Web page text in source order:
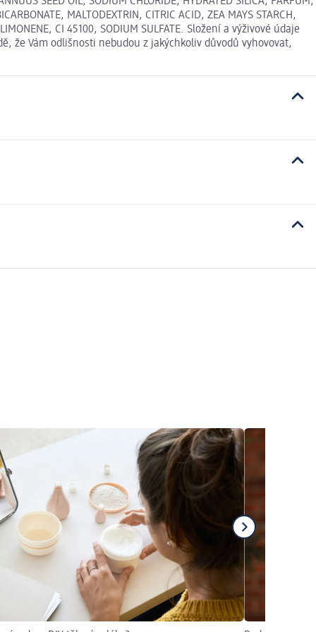
MALTODEXTRIN, CITRIC ACID, ZEA MAYS STARCH,
CI 45100, SODIUM SULFATE. Složení a výživové údaje
že Vám odlišnosti nebudou z jakýchkoliv důvodů vyhovovat,